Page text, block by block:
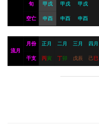
旬 甲戌 甲戌 甲戌
空亡 申酉 申酉 申酉
流月
月份 正月 二月 三月 四月
干支 丙寅 丁卯 戊辰 己巳